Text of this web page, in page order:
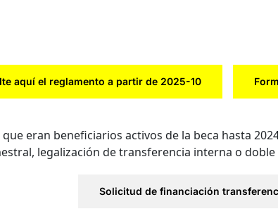
aquí el reglamento a partir de 2025-10
eran beneficiarios activos de la beca hasta
legalización de transferencia interna o
Solicitud de financiación